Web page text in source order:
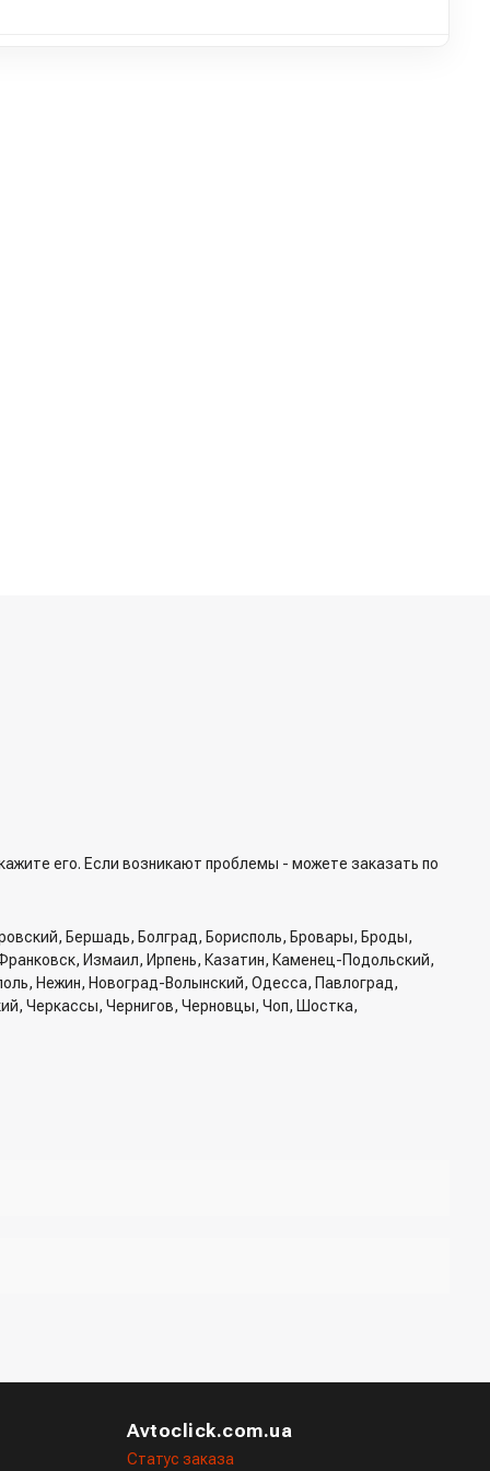
его. Если возникают проблемы - можете заказать по
Бершадь, Болград, Борисполь, Бровары, Броды,
Измаил, Ирпень, Казатин, Каменец-Подольский,
Нежин, Новоград-Волынский, Одесса, Павлоград,
Черкассы, Чернигов, Черновцы, Чоп, Шостка,
Avtoclick.com.ua
Статус заказа